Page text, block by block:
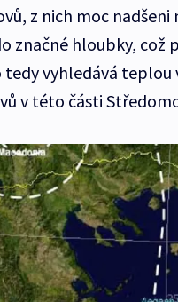
z nich moc
značné hloubky,
tedy vyhledává
v této části